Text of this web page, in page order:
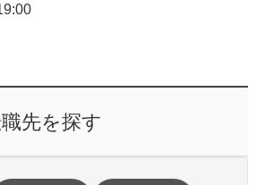
先を探す